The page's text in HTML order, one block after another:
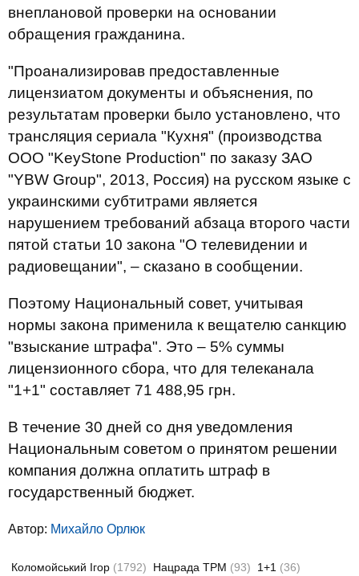
внеплановой проверки на основании
обращения гражданина.
"Проанализировав предоставленные
лицензиатом документы и объяснения, по
результатам проверки было установлено, что
трансляция сериала "Кухня" (производства
ООО "KeyStone Production" по заказу ЗАО
"YBW Group", 2013, Россия) на русском языке с
украинскими субтитрами является
нарушением требований абзаца второго части
пятой статьи 10 закона "О телевидении и
радиовещании", – сказано в сообщении.
Поэтому Национальный совет, учитывая
нормы закона применила к вещателю санкцию
"взыскание штрафа". Это – 5% суммы
лицензионного сбора, что для телеканала
"1+1" составляет 71 488,95 грн.
В течение 30 дней со дня уведомления
Национальным советом о принятом решении
компания должна оплатить штраф в
государственный бюджет.
Автор: Михайло Орлюк
Коломойський Ігор (1792) Нацрада ТРМ (93) 1+1 (36)